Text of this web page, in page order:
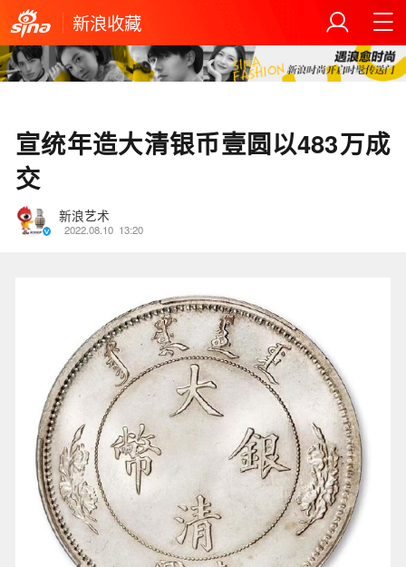
新浪收藏
宣统年造大清银币壹圆以483万成
交
新浪艺术
2022.08.10 13:20